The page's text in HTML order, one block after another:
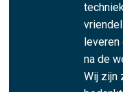
leveren
na de
Wij zijn